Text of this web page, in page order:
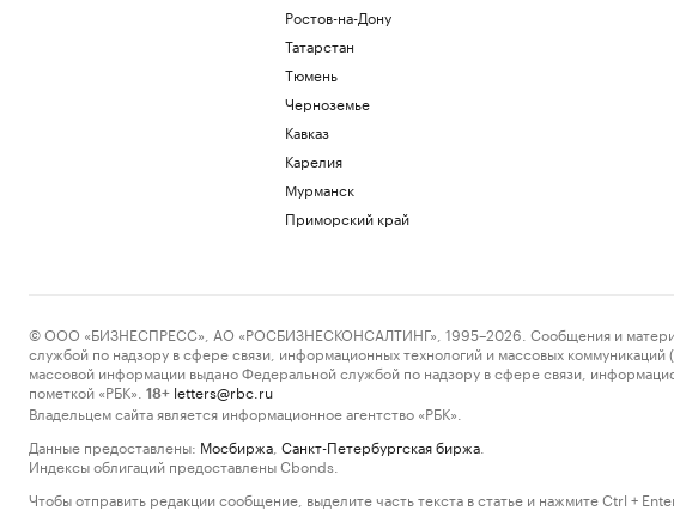
Ростов-на-Дону
Татарстан
Тюмень
Черноземье
Кавказ
Карелия
Мурманск
Приморский край
© ООО «БИЗНЕСПРЕСС», АО «РОСБИЗНЕСКОНСАЛТИНГ», 1995–2026. Сообщения и
службой по надзору в сфере связи, информационных технологий и массовых
массовой информации выдано Федеральной службой по надзору в сфере связи,
пометкой «РБК».
18+ letters@rbc.ru
Владельцем сайта является информационное агентство «РБК».
Данные предоставлены: Мосбиржа Санкт-Петербургская биржа
Индексы облигаций предоставлены Cbonds.
Чтобы отправить редакции сообщение, выделите часть текста в статье и нажмите Ctrl +